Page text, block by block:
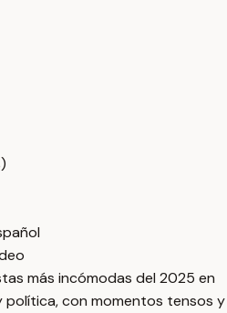
más incómodas del 2025 en
política, con momentos tensos y